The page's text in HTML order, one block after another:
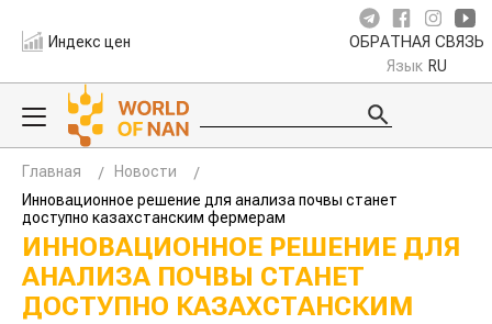
Индекс цен ОБРАТНАЯ СВЯЗЬ
Язык RU
Главная
Новости
Инновационное решение для анализа почвы станет
доступно казахстанским фермерам
ИННОВАЦИОННОЕ РЕШЕНИЕ ДЛЯ
АНАЛИЗА ПОЧВЫ СТАНЕТ
ДОСТУПНО КАЗАХСТАНСКИМ